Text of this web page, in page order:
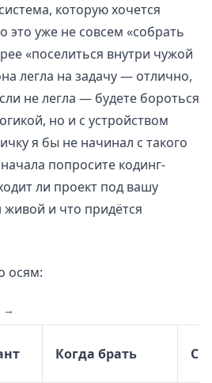
которую хочется
это уже не совсем «собрать
«поселиться внутри чужой
легла на задачу — отлично,
не легла — будете бороться
но и с устройством
я бы не начинал с такого
попросите кодинг-
ли проект под вашу
живой и что придётся
осям:
→
Когда брать